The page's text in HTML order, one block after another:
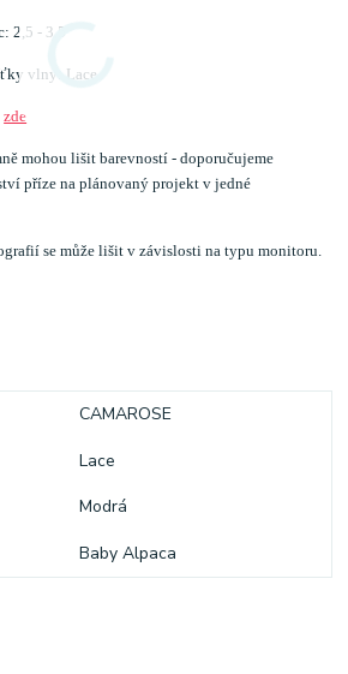
2,5 - 3,5
vlny: Lace
zde
mohou lišit barevností - doporučujeme
příze na plánovaný projekt v jedné
se může lišit v závislosti na typu monitoru.
CAMAROSE
Lace
Modrá
Baby Alpaca